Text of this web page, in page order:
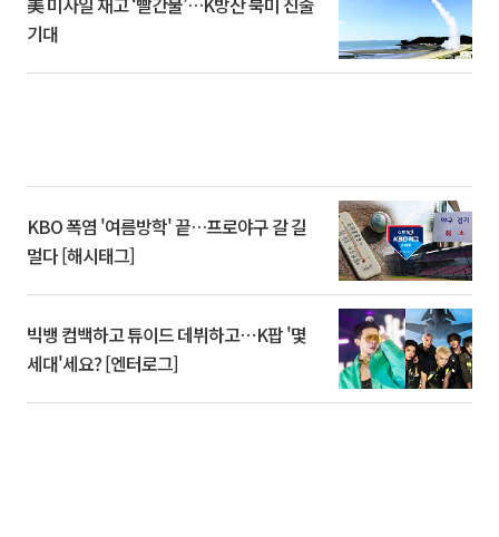
기대
KBO 폭염 '여름방학' 끝…프로야구 갈 길
멀다 [해시태그]
빅뱅 컴백하고 튜이드 데뷔하고⋯K팝 '몇
세대'세요? [엔터로그]